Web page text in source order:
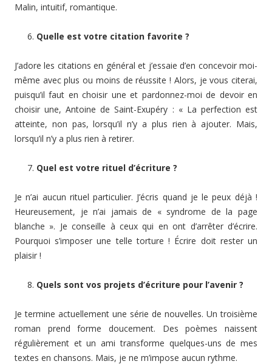
Malin, intuitif, romantique.
Quelle est votre citation favorite ?
J’adore les citations en général et j’essaie d’en concevoir moi-
même avec plus ou moins de réussite ! Alors, je vous citerai,
puisqu’il faut en choisir une et pardonnez-moi de devoir en
choisir une, Antoine de Saint-Exupéry : « La perfection est
atteinte, non pas, lorsqu’il n’y a plus rien à ajouter. Mais,
lorsqu’il n’y a plus rien à retirer.
Quel est votre rituel d’écriture ?
Je n’ai aucun rituel particulier. J’écris quand je le peux déjà !
Heureusement, je n’ai jamais de « syndrome de la page
blanche ». Je conseille à ceux qui en ont d’arrêter d’écrire.
Pourquoi s’imposer une telle torture ! Écrire doit rester un
plaisir !
Quels sont vos projets d’écriture pour l’avenir ?
Je termine actuellement une série de nouvelles. Un troisième
roman prend forme doucement. Des poèmes naissent
régulièrement et un ami transforme quelques-uns de mes
textes en chansons. Mais, je ne m’impose aucun rythme.